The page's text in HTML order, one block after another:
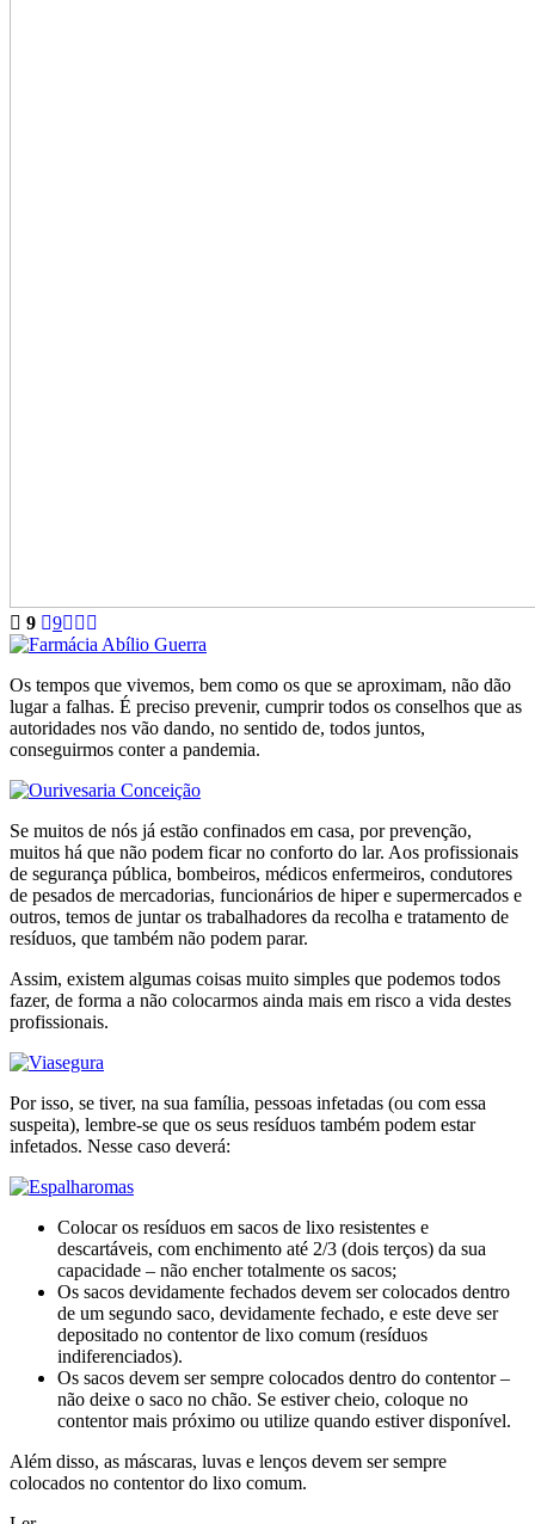
9 9
Os tempos que vivemos, bem como os que se aproximam, não dão
lugar a falhas. É preciso prevenir, cumprir todos os conselhos que as
autoridades nos vão dando, no sentido de, todos juntos,
conseguirmos conter a pandemia.
Se muitos de nós já estão confinados em casa, por prevenção,
muitos há que não podem ficar no conforto do lar. Aos profissionais
de segurança pública, bombeiros, médicos enfermeiros, condutores
de pesados de mercadorias, funcionários de hiper e supermercados e
outros, temos de juntar os trabalhadores da recolha e tratamento de
resíduos, que também não podem parar.
Assim, existem algumas coisas muito simples que podemos todos
fazer, de forma a não colocarmos ainda mais em risco a vida destes
profissionais.
Por isso, se tiver, na sua família, pessoas infetadas (ou com essa
suspeita), lembre-se que os seus resíduos também podem estar
infetados. Nesse caso deverá:
Colocar os resíduos em sacos de lixo resistentes e
descartáveis, com enchimento até 2/3 (dois terços) da sua
capacidade – não encher totalmente os sacos;
Os sacos devidamente fechados devem ser colocados dentro
de um segundo saco, devidamente fechado, e este deve ser
depositado no contentor de lixo comum (resíduos
indiferenciados).
Os sacos devem ser sempre colocados dentro do contentor –
não deixe o saco no chão. Se estiver cheio, coloque no
contentor mais próximo ou utilize quando estiver disponível.
Além disso, as máscaras, luvas e lenços devem ser sempre
colocados no contentor do lixo comum.